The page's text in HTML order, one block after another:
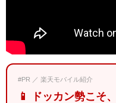
#PR ／ 楽天モバイル紹介
📱 ドッカン勢こそ